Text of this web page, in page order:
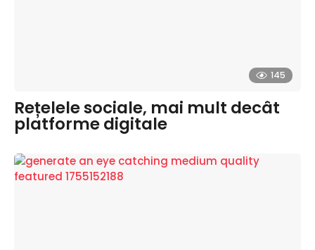
145
Rețelele sociale, mai mult decât
platforme digitale